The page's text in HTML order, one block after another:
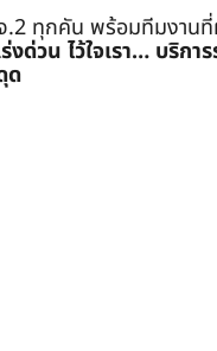
.2 ทุกคัน พร้อมทีมงา
ด่วน ไว้ใจเรา… บริก
ด